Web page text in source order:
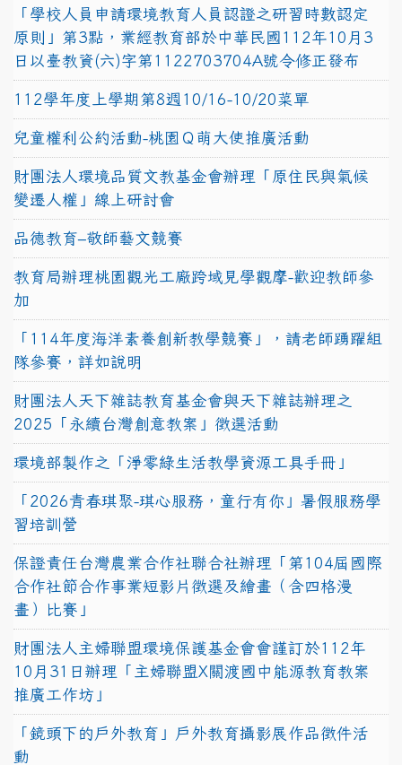
「學校人員申請環境教育人員認證之研習時數認定
原則」第3點，業經教育部於中華民國112年10月3
日以臺教資(六)字第1122703704A號令修正發布
112學年度上學期第8週10/16-10/20菜單
兒童權利公約活動-桃園Ｑ萌大使推廣活動
財團法人環境品質文教基金會辦理「原住民與氣候
變遷人權」線上研討會
品德教育–敬師藝文競賽
教育局辦理桃園觀光工廠跨域見學觀摩-歡迎教師參
加
「114年度海洋素養創新教學競賽」，請老師踴躍組
隊參賽，詳如說明
財團法人天下雜誌教育基金會與天下雜誌辦理之
2025「永續台灣創意教案」徵選活動
環境部製作之「淨零綠生活教學資源工具手冊」
「2026青春琪聚-琪心服務，童行有你」暑假服務學
習培訓營
保證責任台灣農業合作社聯合社辦理「第104屆國際
合作社節合作事業短影片徵選及繪畫（含四格漫
畫）比賽」
財團法人主婦聯盟環境保護基金會會謹訂於112年
10月31日辦理「主婦聯盟X關渡國中能源教育教案
推廣工作坊」
「鏡頭下的戶外教育」戶外教育攝影展作品徵件活
動